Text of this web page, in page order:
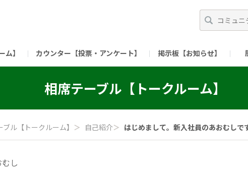
】 カウンター【投票・アンケート】 掲示板【お知らせ】
（リンク）ピックルスコーポレーションHP （リンク）
相席テーブル【トークルーム】
ル【トークルーム】 ＞ 自己紹介＞ はじめまして。新入社員のあおむしで
し